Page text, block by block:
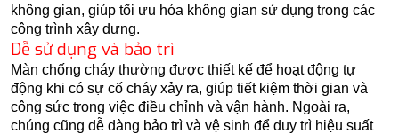
không gian, giúp tối ưu hóa không gian sử dụng trong các
công trình xây dựng.
Dễ sử dụng và bảo trì
Màn chống cháy thường được thiết kế để hoạt động tự
động khi có sự cố cháy xảy ra, giúp tiết kiệm thời gian và
công sức trong việc điều chỉnh và vận hành. Ngoài ra,
chúng cũng dễ dàng bảo trì và vệ sinh để duy trì hiệu suất